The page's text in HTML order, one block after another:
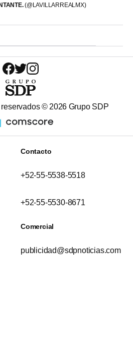
(@LAVILLARREALMX)
reservados © 2026 Grupo SDP
Contacto
+52-55-5538-5518
+52-55-5530-8671
Comercial
publicidad@sdpnoticias.com